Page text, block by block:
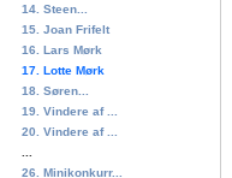
14. Steen...
15. Joan Frifelt
16. Lars Mørk
17. Lotte Mørk
18. Søren...
19. Vindere af ...
20. Vindere af ...
26. Minikonkurr...